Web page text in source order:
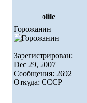
olile
Горожанин
Зарегистрирован:
Dec 29, 2007
Сообщения: 2692
Откуда: СССР